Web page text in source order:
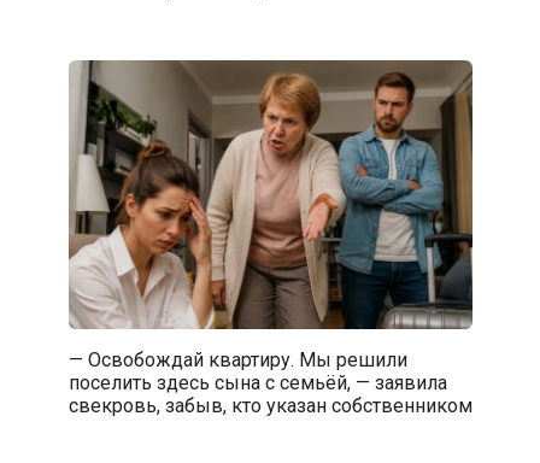
— Освобождай квартиру. Мы решили
поселить здесь сына с семьёй, — заявила
свекровь, забыв, кто указан собственником